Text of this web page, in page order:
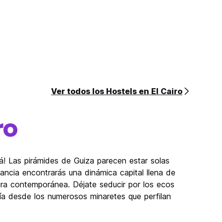
Ver todos los Hostels en El Cairo
Las pirámides de Guiza parecen estar solas
encontrarás una dinámica capital llena de
contemporánea. Déjate seducir por los ecos
desde los numerosos minaretes que perfilan